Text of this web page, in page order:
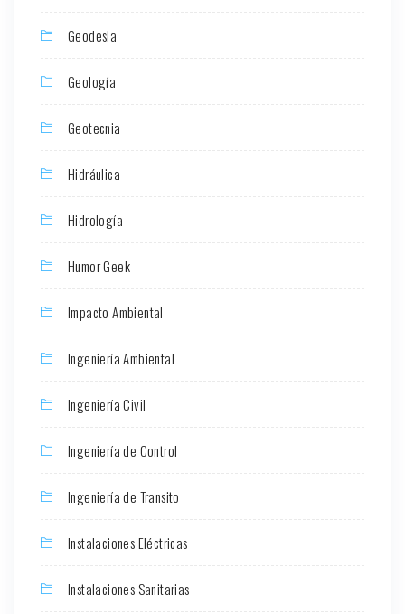
Geodesia
Geología
Geotecnia
Hidráulica
Hidrología
Humor Geek
Impacto Ambiental
Ingeniería Ambiental
Ingeniería Civil
Ingeniería de Control
Ingeniería de Transito
Instalaciones Eléctricas
Instalaciones Sanitarias